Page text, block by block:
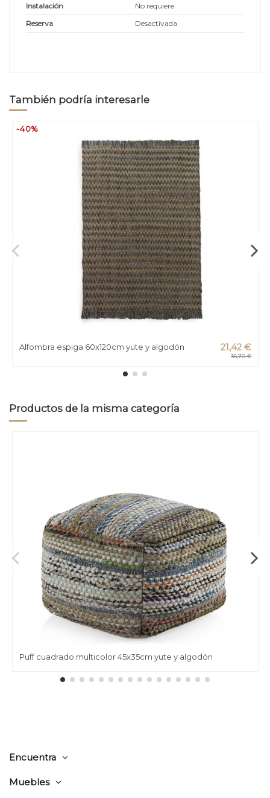
Instalación
No requiere
Reserva
Desactivada
También podría interesarle
-40%
Alfombra espiga 60x120cm yute y algodón 21,42 €
35,70 €
Productos de la misma categoría
Puff cuadrado multicolor 45x35cm yute y algodón
Encuentra
Muebles